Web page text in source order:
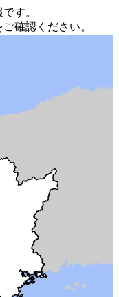
す。
ご確認ください。